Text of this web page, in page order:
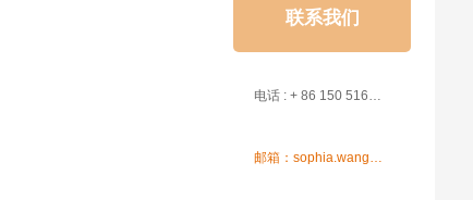
联系我们
电话 : + 86 150 5162 5639
